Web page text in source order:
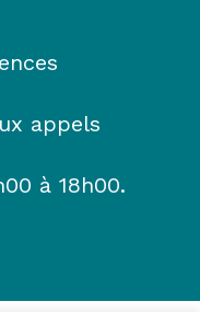
appels
à 18h00.